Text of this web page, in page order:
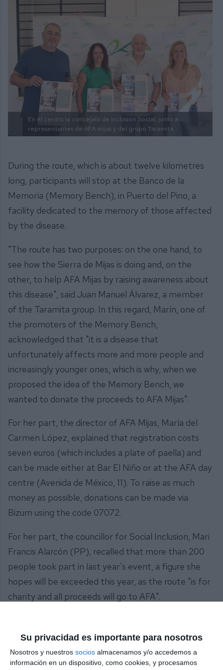
Su privacidad es importante para nosotros
Nosotros y nuestros socios almacenamos y/o accedemos a
información en un dispositivo, como cookies, y procesamos
En el centro la concejala de Inclusión Social, junto a
representantes de AFA mijas y del grupo Taramita.
During the route, which is about twelve kilometres
long, participants will stop at the Banco de la
Memoria (Memory Bench), in Puerto del Pino, a
facility dedicated to the memory of those affected
by the disease.
"The route has two purposes: on the one hand, to
see how the Sierra de Mijas is doing and, on the
other, to help AFA Mijas by raising awareness about
this disease", said Juan Manuel Álvarez, a member
of the Taramita group. In this regard, Marín, one of
the promoters of the Memory Bench,
acknowledged that "it is a disease that
unfortunately affects more and more people and
increasingly younger ones, which is why, when we
proposed the idea of the Memory Bench, we
wanted to donate the proceeds to AFA Mijas".
For her part, the director of AFA Mijas, María del
Carmen López, explained that registration costs
seven euros (which includes a plate of paella) and
can be made either at Bar El Niño or at the AFA day
centre (Avenida de México, 11). To raise as much
money as possible, donations can be made via
Bizum using the code 07072.
For her part, the councillor for Social Inclusion, Mari
Francis Alarcón (PP), recalled that more than 200
people took part in last year's event, a figure she
hopes will be exceeded this year, as the route "is for
charity and all proceeds will go to AFA".